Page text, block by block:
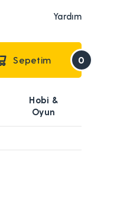
Yardım
Sepetim 0
Hobi &
Oyun